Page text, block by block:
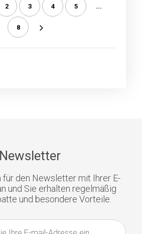
2 3 4 5 ...
8
»
Newsletter
für den Newsletter mit Ihrer E-
und Sie erhalten regelmäßig
und besondere Vorteile.